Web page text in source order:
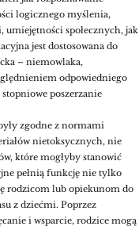
logicznego myślenia,
społecznych, jak
jest dostosowana do
– niemowlaka,
odpowiedniego
poszerzanie
zgodne z normami
nietoksycznych, nie
które mogłyby stanowić
pełnią funkcję nie tylko
rodzicom lub opiekunom do
z dziećmi. Poprzez
i wsparcie, rodzice mogą